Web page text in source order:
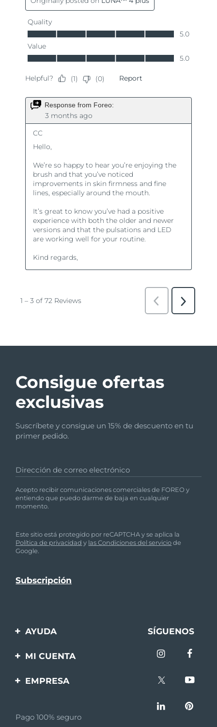
Consigue ofertas
exclusivas
Suscríbete y consigue un 15% de descuento en tu
primer pedido.
Dirección de correo electrónico
Acepto recibir comunicaciones comerciales de FOREO y
entiendo que puedo darme de baja en cualquier
momento.
Este sitio está protegido por reCAPTCHA y se aplica la
Política de privacidad y las Condiciones del serviciode
Google.
AYUDA
Contáctanos
SÍGUENOS
MI CUENTA
Registro de productos
EMPRESA
Afiliados
Pago 100% seguro